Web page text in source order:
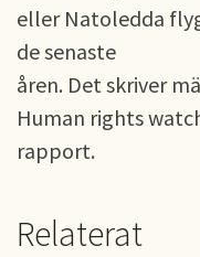
eller Natoledda
de senaste
åren. Det skriver
Human rights
rapport.
Relaterat